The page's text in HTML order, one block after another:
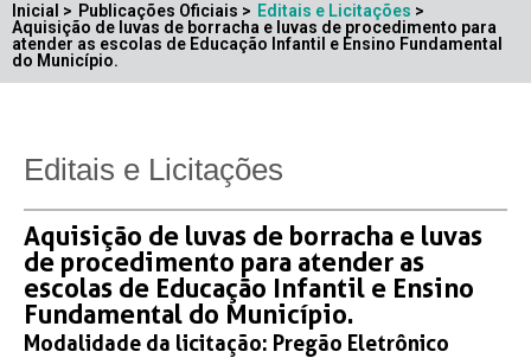
Inicial > Publicações Oficiais > Editais e Licitações >
Aquisição de luvas de borracha e luvas de procedimento para
atender as escolas de Educação Infantil e Ensino Fundamental
do Município.
Editais e Licitações
Aquisição de luvas de borracha e luvas
de procedimento para atender as
escolas de Educação Infantil e Ensino
Fundamental do Município.
Modalidade da licitação: Pregão Eletrônico